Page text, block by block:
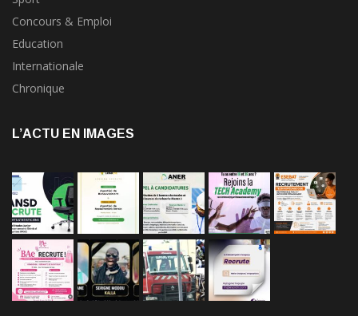
Concours & Emploi
Education
Internationale
Chronique
L’ACTU EN IMAGES